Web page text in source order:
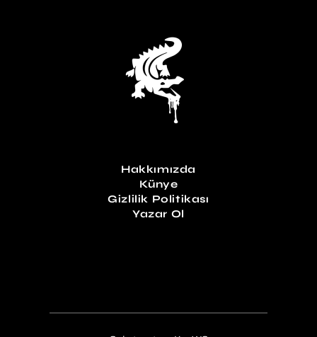
Hakkımızda
Künye
Gizlilik Politikası
Yazar Ol